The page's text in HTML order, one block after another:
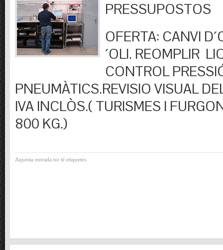
PRESSUPOSTOS
OFERTA: CANVI
´OLI. REOMPLIR
CONTROL
PNEUMÀTICS.REVISIO VISUAL
IVA INCLÒS.( TURISMES I
800 KG.)
Aquesta entrada no té etiquetes